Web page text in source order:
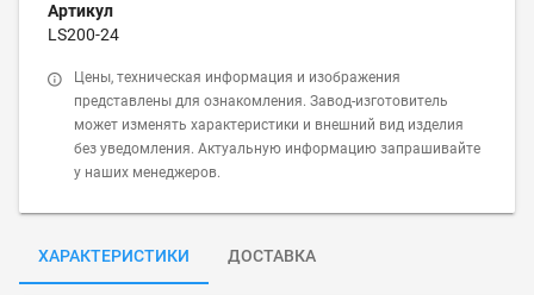
Артикул
LS200-24
Цены, техническая информация и изображения
представлены для ознакомления. Завод-изготовитель
может изменять характеристики и внешний вид изделия
без уведомления. Актуальную информацию запрашивайте
у наших менеджеров.
ХАРАКТЕРИСТИКИ ДОСТАВКА